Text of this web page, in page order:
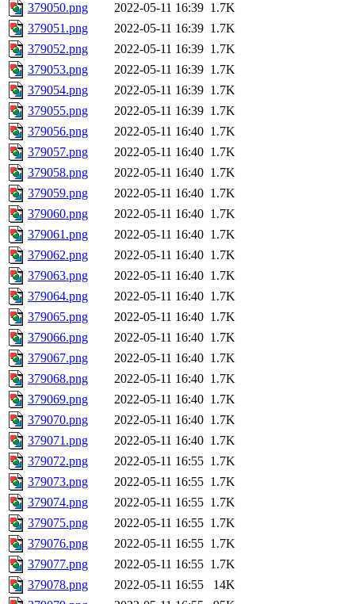
379050.png
2022-05-11 16:39 1.7K
379051.png
2022-05-11 16:39 1.7K
379052.png
2022-05-11 16:39 1.7K
379053.png
2022-05-11 16:39 1.7K
379054.png
2022-05-11 16:39 1.7K
379055.png
2022-05-11 16:39 1.7K
379056.png
2022-05-11 16:40 1.7K
379057.png
2022-05-11 16:40 1.7K
379058.png
2022-05-11 16:40 1.7K
379059.png
2022-05-11 16:40 1.7K
379060.png
2022-05-11 16:40 1.7K
379061.png
2022-05-11 16:40 1.7K
379062.png
2022-05-11 16:40 1.7K
379063.png
2022-05-11 16:40 1.7K
379064.png
2022-05-11 16:40 1.7K
379065.png
2022-05-11 16:40 1.7K
379066.png
2022-05-11 16:40 1.7K
379067.png
2022-05-11 16:40 1.7K
379068.png
2022-05-11 16:40 1.7K
379069.png
2022-05-11 16:40 1.7K
379070.png
2022-05-11 16:40 1.7K
379071.png
2022-05-11 16:40 1.7K
379072.png
2022-05-11 16:55 1.7K
379073.png
2022-05-11 16:55 1.7K
379074.png
2022-05-11 16:55 1.7K
379075.png
2022-05-11 16:55 1.7K
379076.png
2022-05-11 16:55 1.7K
379077.png
2022-05-11 16:55 1.7K
379078.png
2022-05-11 16:55
14K